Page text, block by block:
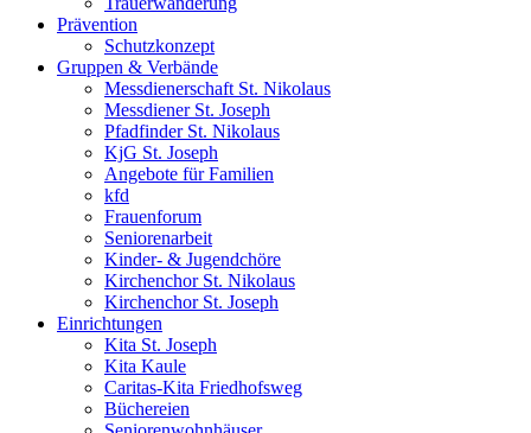
Prävention
Schutzkonzept
Gruppen & Verbände
Messdienerschaft St. Nikolaus
Messdiener St. Joseph
Pfadfinder St. Nikolaus
KjG St. Joseph
Angebote für Familien
kfd
Frauenforum
Seniorenarbeit
Kinder- & Jugendchöre
Kirchenchor St. Nikolaus
Kirchenchor St. Joseph
Einrichtungen
Kita St. Joseph
Kita Kaule
Caritas-Kita Friedhofsweg
Büchereien